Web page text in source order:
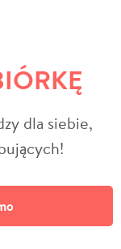
dla siebie,